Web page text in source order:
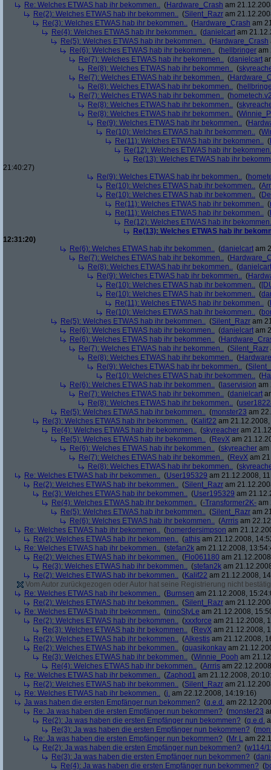
Re: Welches ETWAS hab ihr bekommen.. (Hardware_Crash am
Re(2): Welches ETWAS hab ihr bekommen.. (Silent_Razr am
Re(3): Welches ETWAS hab ihr bekommen.. (Hardware_Crash am
Re(4): Welches ETWAS hab ihr bekommen.. (danielcart am
Re(5): Welches ETWAS hab ihr bekommen.. (Hardware_Crash
Re(6): Welches ETWAS hab ihr bekommen.. (hellbringer am
Re(7): Welches ETWAS hab ihr bekommen.. (danielcart
Re(8): Welches ETWAS hab ihr bekommen.. (
Re(7): Welches ETWAS hab ihr bekommen.. (
Re(8): Welches ETWAS hab ihr bekommen.. (
Re(7): Welches ETWAS hab ihr bekommen.. (
Re(8): Welches ETWAS hab ihr bekommen.. (
Re(8): Welches ETWAS hab ihr bekommen.. (
Re(9): Welches ETWAS hab ihr bekommen.. (
Re(10): Welches ETWAS hab ihr bekommen.. (
Re(11): Welches ETWAS hab ihr bekommen.. (
Re(12): Welches ETWAS hab ihr
Re(13): Welches ETWAS hab ihr
21:40:27)
Re(9): Welches ETWAS hab ihr bekommen.. (
Re(10): Welches ETWAS hab ihr bekommen.. (
Re(10): Welches ETWAS hab ihr bekommen.. (
Re(11): Welches ETWAS hab ihr bekommen.. (
Re(11): Welches ETWAS hab ihr bekommen.. (
Re(12): Welches ETWAS hab ihr
Re(13): Welches ETWAS hab ihr
12:31:20)
Re(6): Welches ETWAS hab ihr bekommen.. (danielcart am
Re(7): Welches ETWAS hab ihr bekommen.. (
Re(8): Welches ETWAS hab ihr bekommen.. (danielcart
Re(9): Welches ETWAS hab ihr bekommen.. (
Re(10): Welches ETWAS hab ihr bekommen.. (
Re(10): Welches ETWAS hab ihr bekommen.. (
Re(11): Welches ETWAS hab ihr bekommen.. (
Re(10): Welches ETWAS hab ihr bekommen.. (
Re(5): Welches ETWAS hab ihr bekommen.. (Silent_Razr am
Re(6): Welches ETWAS hab ihr bekommen.. (danielcart am
Re(6): Welches ETWAS hab ihr bekommen.. (
Re(7): Welches ETWAS hab ihr bekommen.. (Silent_Razr
Re(8): Welches ETWAS hab ihr bekommen.. (
Re(9): Welches ETWAS hab ihr bekommen.. (
Re(10): Welches ETWAS hab ihr bekommen.. (
Re(6): Welches ETWAS hab ihr bekommen.. ( laservision am
Re(7): Welches ETWAS hab ihr bekommen.. (danielcart
Re(8): Welches ETWAS hab ihr bekommen.. (
Re(5): Welches ETWAS hab ihr bekommen.. (monster23 am
Re(3): Welches ETWAS hab ihr bekommen.. (Kalif22 am
Re(4): Welches ETWAS hab ihr bekommen.. (skyreacher am
Re(5): Welches ETWAS hab ihr bekommen.. (RevX am
Re(6): Welches ETWAS hab ihr bekommen.. (skyreacher am
Re(7): Welches ETWAS hab ihr bekommen.. (RevX am
Re(8): Welches ETWAS hab ihr bekommen.. (
Re: Welches ETWAS hab ihr bekommen.. (User195329 am 21.12.2008,
Re(2): Welches ETWAS hab ihr bekommen.. (Silent_Razr am
Re(3): Welches ETWAS hab ihr bekommen.. (User195329 am
Re(4): Welches ETWAS hab ihr bekommen.. (-Transformer2K- am
Re(5): Welches ETWAS hab ihr bekommen.. (Silent_Razr am
Re(6): Welches ETWAS hab ihr bekommen.. (Arrris am
Re: Welches ETWAS hab ihr bekommen.. (homerdersimpson am
Re(2): Welches ETWAS hab ihr bekommen.. (athis am 21.12.2008,
Re: Welches ETWAS hab ihr bekommen.. (stefan2k am 21.12.2008,
Re(2): Welches ETWAS hab ihr bekommen.. (Flo061180 am
Re(3): Welches ETWAS hab ihr bekommen.. (stefan2k am
Re(2): Welches ETWAS hab ihr bekommen.. (Kalif22 am 21.12.2008,
Vom Autor zurückgezogen oder Autor hat seine Registrierung nicht
Re: Welches ETWAS hab ihr bekommen.. (Burnsen am 21.12.2008,
Re(2): Welches ETWAS hab ihr bekommen.. (Silent_Razr am
Re: Welches ETWAS hab ihr bekommen.. (ninoStyLe am 21.12.2008,
Re(2): Welches ETWAS hab ihr bekommen.. (xxxforce am 21.12.2008,
Re(3): Welches ETWAS hab ihr bekommen.. (RevX am 21.12.2008,
Re(2): Welches ETWAS hab ihr bekommen.. (Alkestis am 21.12.2008,
Re(2): Welches ETWAS hab ihr bekommen.. (quasikonkav am
Re(3): Welches ETWAS hab ihr bekommen.. (Winnie_Pooh am
Re(4): Welches ETWAS hab ihr bekommen.. (Arrris am
Re: Welches ETWAS hab ihr bekommen.. (Zaphod1 am 21.12.2008,
Re(2): Welches ETWAS hab ihr bekommen.. (Silent_Razr am
Re: Welches ETWAS hab ihr bekommen.. (j. am 22.12.2008, 14:19:16)
Ja was haben die ersten Empfänger nun bekommen? (q.e.d. am
Re: Ja was haben die ersten Empfänger nun bekommen? (monster23
Re(2): Ja was haben die ersten Empfänger nun bekommen? (q.e.d.
Re(3): Ja was haben die ersten Empfänger nun bekommen? (
Re: Ja was haben die ersten Empfänger nun bekommen? (Mr L am
Re(2): Ja was haben die ersten Empfänger nun bekommen? (w114/
Re(3): Ja was haben die ersten Empfänger nun bekommen? (
Re(4): Ja was haben die ersten Empfänger nun bekommen? (